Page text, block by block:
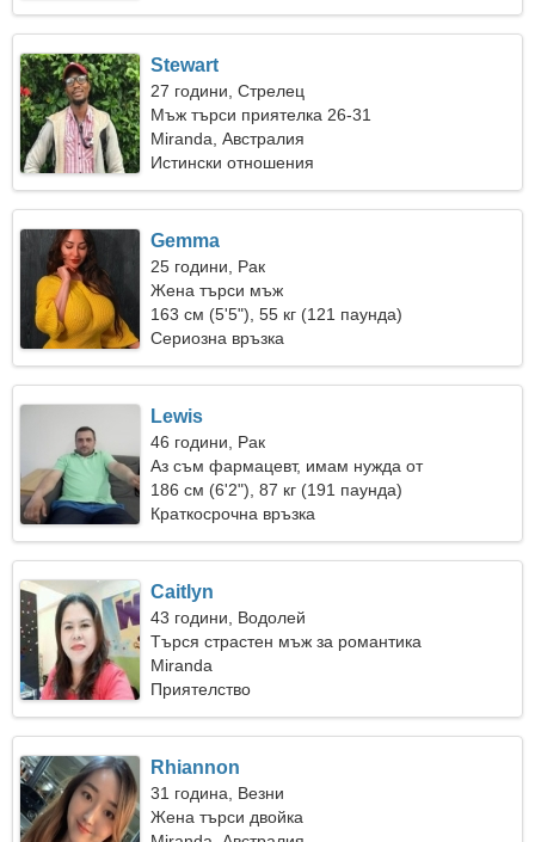
Stewart
27 години, Стрелец
Мъж търси приятелка 26-31
Miranda, Австралия
Истински отношения
Gemma
25 години, Рак
Жена търси мъж
163 см (5'5"), 55 кг (121 паунда)
Сериозна връзка
Lewis
46 години, Рак
Аз съм фармацевт, имам нужда от
срамежлива жена
186 см (6'2"), 87 кг (191 паунда)
Краткосрочна връзка
Caitlyn
43 години, Водолей
Търся страстен мъж за романтика
Miranda
Приятелство
Rhiannon
31 година, Везни
Жена търси двойка